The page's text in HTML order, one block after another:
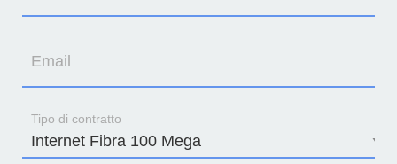
Email
Tipo di contratto